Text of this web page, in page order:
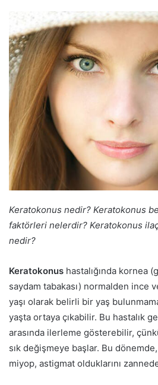
Keratokonus nedir? Keratokonus
faktörleri nelerdir? Keratokonus
nedir?
Keratokonus hastalığında kornea
saydam tabakası) normalden ince
yaşı olarak belirli bir yaş
yaşta ortaya çıkabilir. Bu hastalık
arasında ilerleme gösterebilir,
sık değişmeye başlar. Bu
miyop, astigmat olduklarını